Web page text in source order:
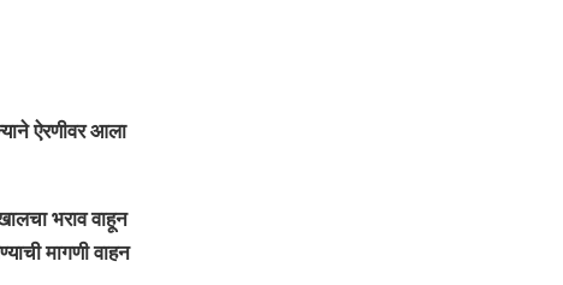
ऐरणीवर आला
भराव वाहून
मागणी वाहन